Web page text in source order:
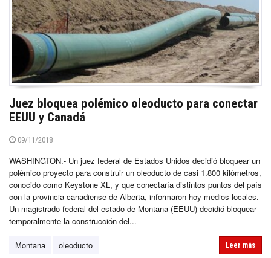
Juez bloquea polémico oleoducto para conectar
EEUU y Canadá
09/11/2018
WASHINGTON.- Un juez federal de Estados Unidos decidió bloquear un
polémico proyecto para construir un oleoducto de casi 1.800 kilómetros,
conocido como Keystone XL, y que conectaría distintos puntos del país
con la provincia canadiense de Alberta, informaron hoy medios locales.
Un magistrado federal del estado de Montana (EEUU) decidió bloquear
temporalmente la construcción del...
Montana oleoducto Leer más